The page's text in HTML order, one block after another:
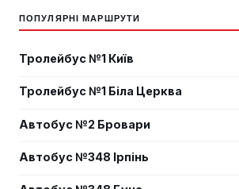
ПОПУЛЯРНІ МАРШРУТИ
Тролейбус №1 Київ
Тролейбус №1 Біла Церква
Автобус №2 Бровари
Автобус №348 Ірпінь